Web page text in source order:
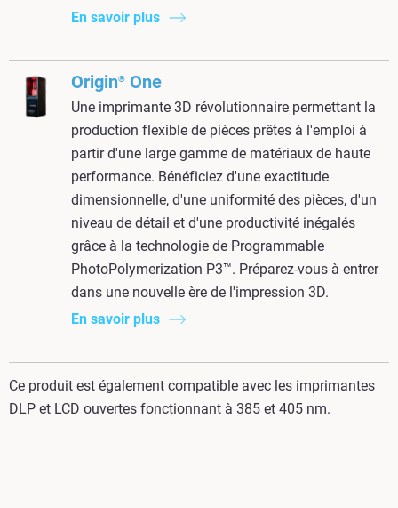
En savoir plus
Origin® One
Une imprimante 3D révolutionnaire permettant la
production flexible de pièces prêtes à l'emploi à
partir d'une large gamme de matériaux de haute
performance. Bénéficiez d'une exactitude
dimensionnelle, d'une uniformité des pièces, d'un
niveau de détail et d'une productivité inégalés
grâce à la technologie de Programmable
PhotoPolymerization P3™. Préparez-vous à entrer
dans une nouvelle ère de l'impression 3D.
En savoir plus
Ce produit est également compatible avec les imprimantes
DLP et LCD ouvertes fonctionnant à 385 et 405 nm.